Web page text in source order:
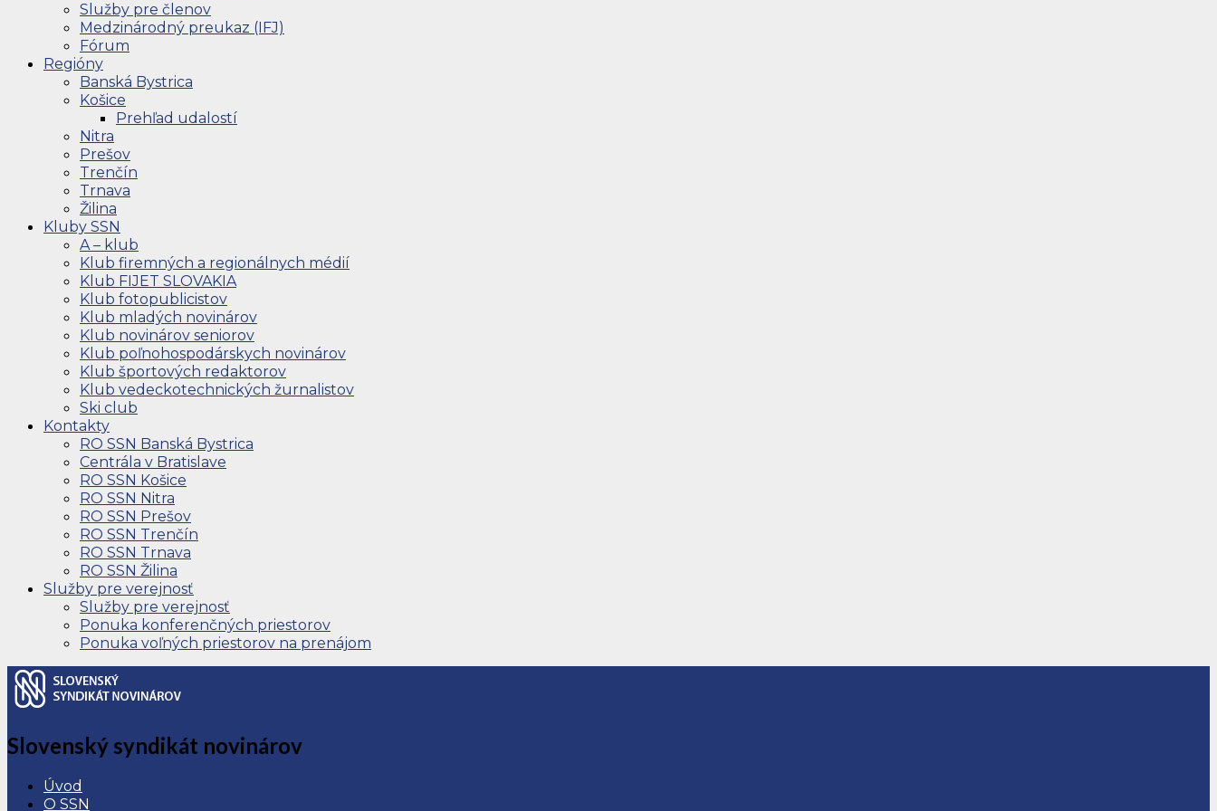
Služby pre členov
Medzinárodný preukaz (IFJ)
Fórum
Regióny
Banská Bystrica
Košice
Prehľad udalostí
Nitra
Prešov
Trenčín
Trnava
Žilina
Kluby SSN
A – klub
Klub firemných a regionálnych médií
Klub FIJET SLOVAKIA
Klub fotopublicistov
Klub mladých novinárov
Klub novinárov seniorov
Klub poľnohospodárskych novinárov
Klub športových redaktorov
Klub vedeckotechnických žurnalistov
Ski club
Kontakty
RO SSN Banská Bystrica
Centrála v Bratislave
RO SSN Košice
RO SSN Nitra
RO SSN Prešov
RO SSN Trenčín
RO SSN Trnava
RO SSN Žilina
Služby pre verejnosť
Služby pre verejnosť
Ponuka konferenčných priestorov
Ponuka voľných priestorov na prenájom
Slovenský syndikát novinárov
Úvod
O SSN